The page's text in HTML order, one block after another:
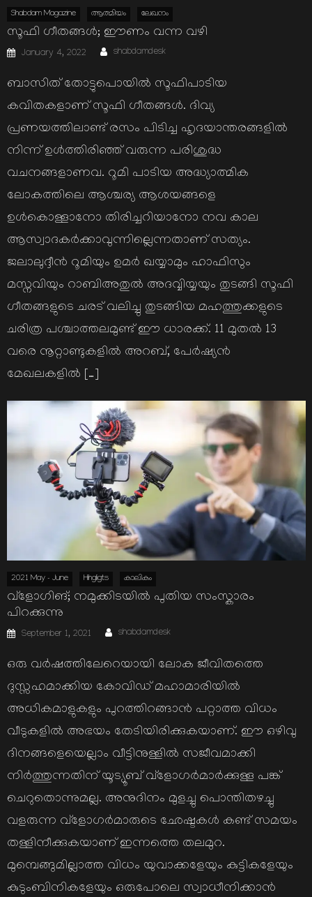
Shabdam Magazine ആത്മിയം ലേഖനം
സൂഫി ഗീതങ്ങള്‍; ഈണം വന്ന വഴി
Posted
on
January 4, 2022 Author
shabdamdesk
ബാസിത് തോട്ടുപൊയില്‍ സൂഫിപാടിയ
കവിതകളാണ് സൂഫി ഗീതങ്ങള്‍. ദിവ്യ
പ്രണയത്തിലാണ്ട് രസം പിടിച്ച ഹൃദയാന്തരങ്ങളില്‍
നിന്ന് ഉള്‍ത്തിരിഞ്ഞ് വരുന്ന പരിശുദ്ധ
വചനങ്ങളാണവ. റൂമി പാടിയ അദ്ധ്യാത്മിക
ലോകത്തിലെ ആശ്ചര്യ ആശയങ്ങളെ
ഉള്‍കൊള്ളാനോ തിരിച്ചറിയാനോ നവ കാല
ആസ്വാദകര്‍ക്കാവുന്നില്ലെന്നതാണ് സത്യം.
ജലാലുദ്ദീന്‍ റൂമിയും ഉമര്‍ ഖയ്യാമും ഹാഫിസും
മസ്നവിയും റാബിഅതുല്‍ അദവ്വിയ്യയും തുടങ്ങി സൂഫി
ഗീതങ്ങളുടെ ചരട് വലിച്ചു തുടങ്ങിയ മഹത്തുക്കളുടെ
ചരിത്ര പശ്ചാത്തലമുണ്ട് ഈ ധാരക്ക്. 11 മുതല്‍ 13
വരെ നൂറ്റാണ്ടുകളില്‍ അറബ്, പേര്‍ഷ്യന്‍
മേഖലകളില്‍ […]
2021 May - June Hihgligts കാലികം
വ്ളോഗിങ്; നമുക്കിടയില്‍ പുതിയ സംസ്കാരം
പിറക്കുന്നു
Posted
on
September 1, 2021 Author
shabdamdesk
ഒരു വര്‍ഷത്തിലേറെയായി ലോക ജീവിതത്തെ
ദുസ്സഹമാക്കിയ കോവിഡ് മഹാമാരിയില്‍
അധികമാളുകളും പുറത്തിറങ്ങാന്‍ പറ്റാത്ത വിധം
വീടുകളില്‍ അഭയം തേടിയിരിക്കുകയാണ്. ഈ ഒഴിവു
ദിനങ്ങളെയെല്ലാം വീട്ടിനുള്ളില്‍ സജീവമാക്കി
നിര്‍ത്തുന്നതിന് യൂട്യൂബ് വ്ളോഗര്‍മാര്‍ക്കുള്ള പങ്ക്
ചെറുതൊന്നുമല്ല. അനുദിനം മുളച്ചു പൊന്തിതഴച്ചു
വളരുന്ന വ്ളോഗര്‍മാരുടെ ഛേഷ്ടകള്‍ കണ്ട് സമയം
തള്ളിനീക്കുകയാണ് ഇന്നത്തെ തലമുറ.
മുമ്പെങ്ങുമില്ലാത്ത വിധം യുവാക്കളേയും കുട്ടികളേയും
കുടുംബിനികളേയും ഒരുപോലെ സ്വാധീനിക്കാന്‍